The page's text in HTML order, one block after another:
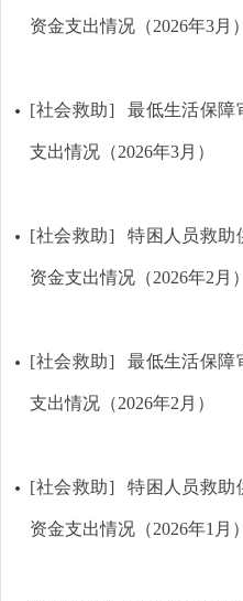
资金支出情况（2026年3月）
[社会救助] 最低生活保障
支出情况（2026年3月）
[社会救助] 特困人员救助
资金支出情况（2026年2月）
[社会救助] 最低生活保障
支出情况（2026年2月）
[社会救助] 特困人员救助
资金支出情况（2026年1月）